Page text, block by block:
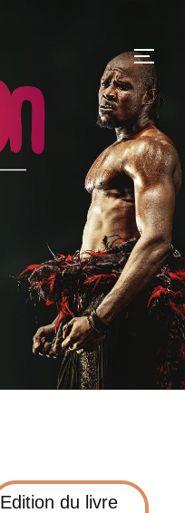
Edition du livre